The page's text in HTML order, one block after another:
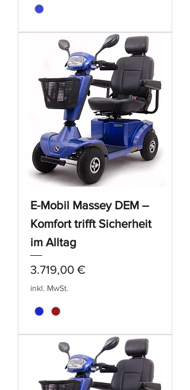
E-Mobil Massey DEM –
Komfort trifft Sicherheit
im Alltag
Preis
3.719,00 €
inkl. MwSt.